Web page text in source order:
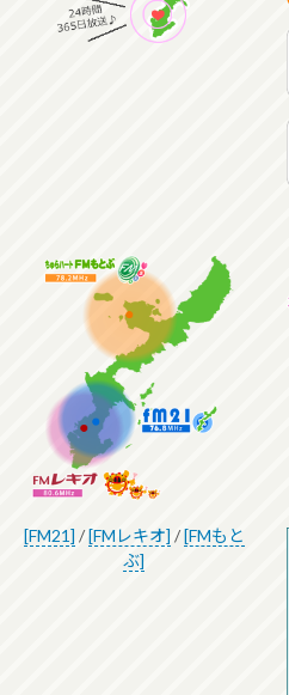
[FM21] /[FMレキオ] /[FMもと
ぶ]